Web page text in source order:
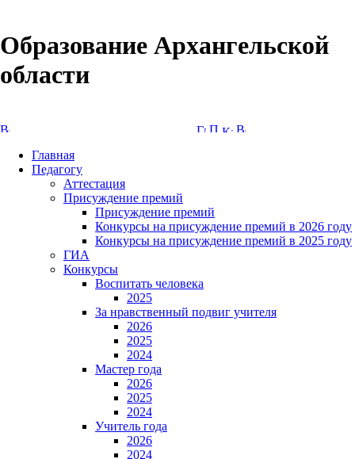
Образование Архангельской
области
Главная
Педагогу
Аттестация
Присуждение премий
Присуждение премий
Конкурсы на присуждение премий в 2026 году
Конкурсы на присуждение премий в 2025 году
ГИА
Конкурсы
Воспитать человека
2025
За нравственный подвиг учителя
2026
2025
2024
Мастер года
2026
2025
2024
Учитель года
2026
2024